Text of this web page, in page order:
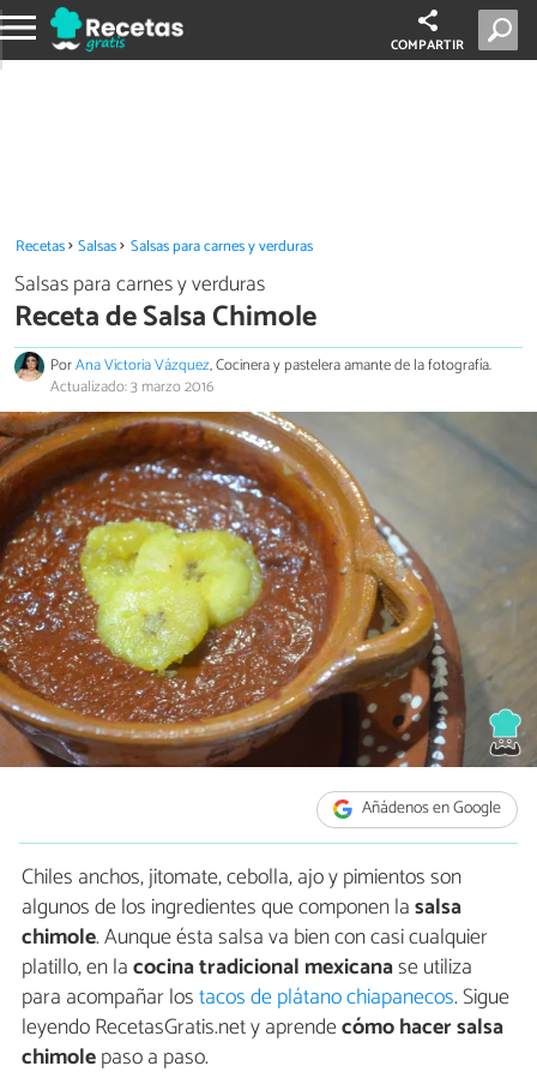
COMPARTIR
Recetas Salsas Salsas para carnes y verduras
Salsas para carnes y verduras
Receta de Salsa Chimole
PorAna Victoria Vázquez, Cocinera y pastelera amante de la fotografía.
Actualizado: 3 marzo 2016
Añádenos en Google
Chiles anchos, jitomate, cebolla, ajo y pimientos son
algunos de los ingredientes que componen lasalsa
chimole. Aunque ésta salsa va bien con casi cualquier
platillo, en lacocina tradicional mexicanase utiliza
para acompañar lostacos de plátano chiapanecos. Sigue
leyendo RecetasGratis.net y aprendecómo hacer salsa
chimolepaso a paso.